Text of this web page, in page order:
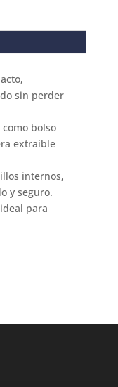
sin perder
bolso
extraíble
internos,
y seguro.
para